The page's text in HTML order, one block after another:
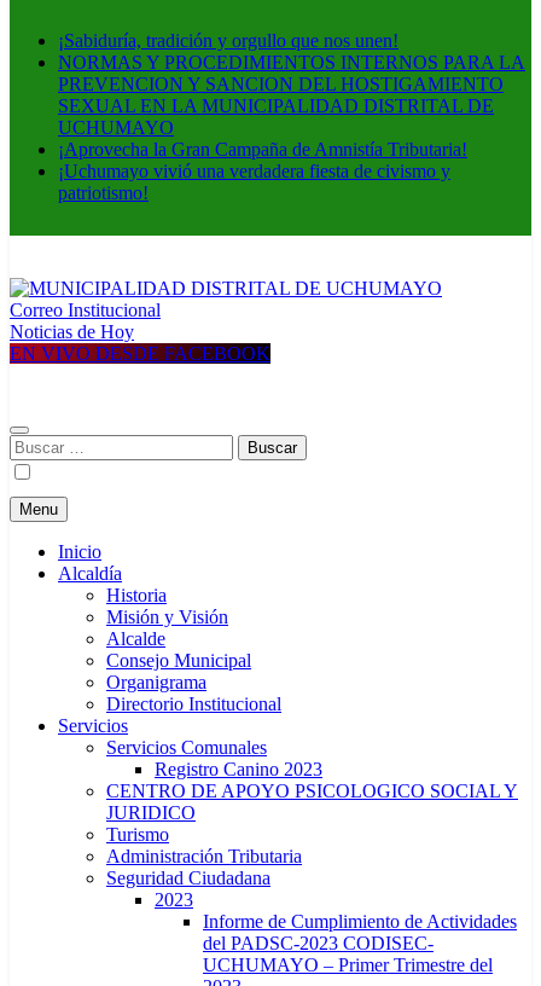
¡Sabiduría, tradición y orgullo que nos unen!
NORMAS Y PROCEDIMIENTOS INTERNOS PARA LA
PREVENCION Y SANCION DEL HOSTIGAMIENTO
SEXUAL EN LA MUNICIPALIDAD DISTRITAL DE
UCHUMAYO
¡Aprovecha la Gran Campaña de Amnistía Tributaria!
¡Uchumayo vivió una verdadera fiesta de civismo y
patriotismo!
MUNICIPALIDAD DISTRITAL DE UCHUMAYO
Construyendo una nueva Historia
Correo Institucional
Noticias de Hoy
EN VIVO DESDE FACEBOOK
Buscar:
Menu
Inicio
Alcaldía
Historia
Misión y Visión
Alcalde
Consejo Municipal
Organigrama
Directorio Institucional
Servicios
Servicios Comunales
Registro Canino 2023
CENTRO DE APOYO PSICOLOGICO SOCIAL Y
JURIDICO
Turismo
Administración Tributaria
Seguridad Ciudadana
2023
Informe de Cumplimiento de Actividades
del PADSC-2023 CODISEC-
UCHUMAYO – Primer Trimestre del